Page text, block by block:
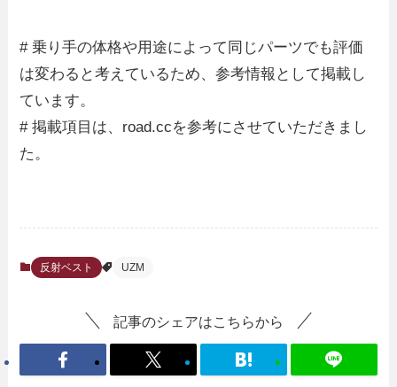
# 乗り手の体格や用途によって同じパーツでも評価
は変わると考えているため、参考情報として掲載し
ています。
# 掲載項目は、road.ccを参考にさせていただきまし
た。
反射ベスト UZM
記事のシェアはこちらから